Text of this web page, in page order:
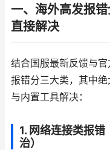
一、海外高发报
直接解决
结合国服最新反馈与
报错分三大类，其中
与内置工具解决：
1. 网络连接类报
治）